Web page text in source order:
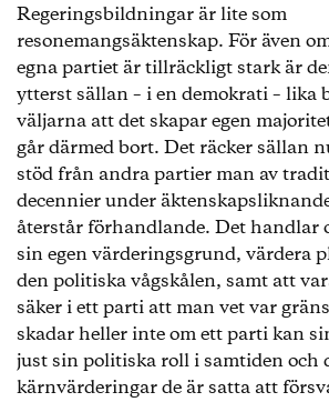
Regeringsbildningar är lite som
resonemangsäktenskap. För även
egna partiet är tillräckligt stark är
ytterst sällan – i en demokrati – lika
väljarna att det skapar egen
går därmed bort. Det räcker sällan
stöd från andra partier man av
decennier under
återstår förhandlande. Det handlar
sin egen värderingsgrund, värdera
den politiska vågskålen, samt att
säker i ett parti att man vet var
skadar heller inte om ett parti kan
just sin politiska roll i samtiden och
kärnvärderingar de är satta att